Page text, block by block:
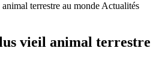
Actualités
vieil animal terrestre